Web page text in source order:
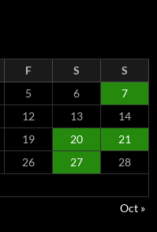
F S
S
5 6
7
12 13
14
19 20
21
26 27
28
Oct »